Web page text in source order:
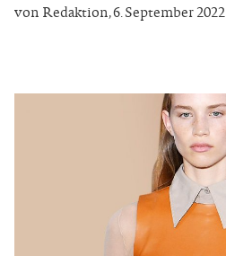
von Redaktion,6. September 2022